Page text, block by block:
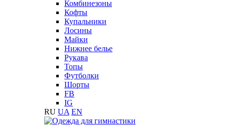
Комбинезоны
Кофты
Купальники
Лосины
Майки
Нижнее белье
Рукава
Топы
Футболки
Шорты
FB
IG
RU UA EN